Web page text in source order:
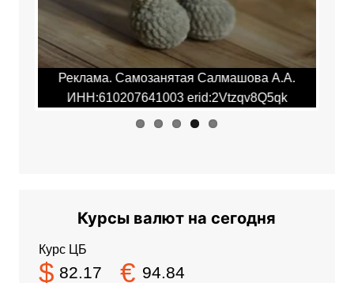
Реклама. Самозанятая Салмашова А.А.
ИНН:610207641003 erid:2Vtzqv8Q5qk
Курсы валют на сегодня
Курс ЦБ
$ 82.17 € 94.84